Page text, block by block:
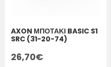
AXON ΜΠΟΤΑΚΙ BASIC S1
SRC (31-20-74)
26,70€